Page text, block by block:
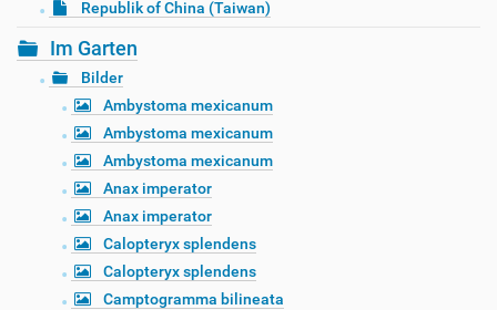
Republik of China (Taiwan)
Im Garten
Bilder
Ambystoma mexicanum
Ambystoma mexicanum
Ambystoma mexicanum
Anax imperator
Anax imperator
Calopteryx splendens
Calopteryx splendens
Camptogramma bilineata